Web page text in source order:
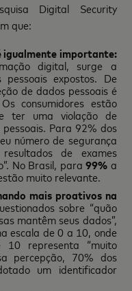
Digital Security
que:
igualmente importante:
digital, surge a
expostos. De
de dados pessoais é
consumidores estão
ter uma violação de
Para 92% dos
número de segurança
de exames
No Brasil, para99% a
muito relevante.
mais proativos na
sobre “quão
mantêm seus dados”,
escala de 0 a 10, onde
10 representa “muito
percepção, 70% dos
um identificador